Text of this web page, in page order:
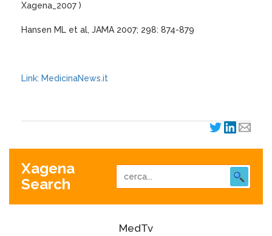
Xagena_2007 )
Hansen ML et al, JAMA 2007; 298: 874-879
Link: MedicinaNews.it
Xagena
Search
MedTv